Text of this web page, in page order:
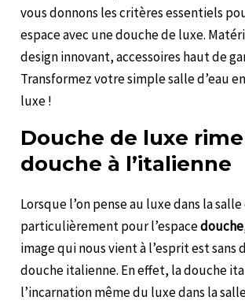
vous donnons les critères essentiels
espace avec une douche de luxe.
design innovant, accessoires haut de
Transformez votre simple salle d’eau
luxe !
Douche de luxe
douche à l’italienne
Lorsque l’on pense au luxe dans la
particulièrement pour l’espacedouche
image qui nous vient à l’esprit est sans
douche italienne. En effet, la douche
l’incarnation même du luxe dans la